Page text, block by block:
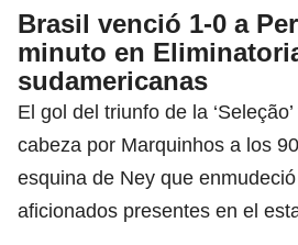
Brasil venció 1-0 a
minuto en
sudamericanas
El gol del triunfo de la
cabeza por Marquinhos a los
esquina de Ney que
aficionados presentes en el